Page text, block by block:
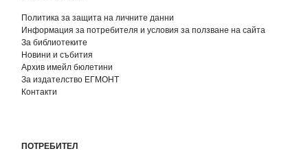
Политика за защита на личните данни
Информация за потребителя и условия за ползване на сайта
За библиотеките
Новини и събития
Архив имейл бюлетини
За издателство ЕГМОНТ
Контакти
ПОТРЕБИТЕЛ